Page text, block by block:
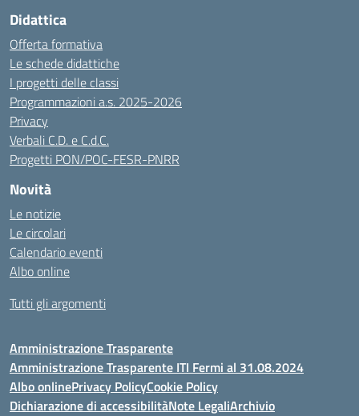
Didattica
Offerta formativa
Le schede didattiche
I progetti delle classi
Programmazioni a.s. 2025-2026
Privacy
Verbali C.D. e C.d.C.
Progetti PON/POC-FESR-PNRR
Novità
Le notizie
Le circolari
Calendario eventi
Albo online
Tutti gli argomenti
Amministrazione Trasparente
Amministrazione Trasparente ITI Fermi al 31.08.2024
Albo onlinePrivacy PolicyCookie Policy
Dichiarazione di accessibilitàNote LegaliArchivio